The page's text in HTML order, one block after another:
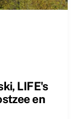
LIFE's
en